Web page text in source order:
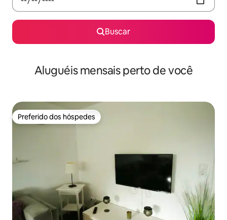
Buscar
Aluguéis mensais perto de você
Preferido dos hóspedes
Preferido dos hóspedes